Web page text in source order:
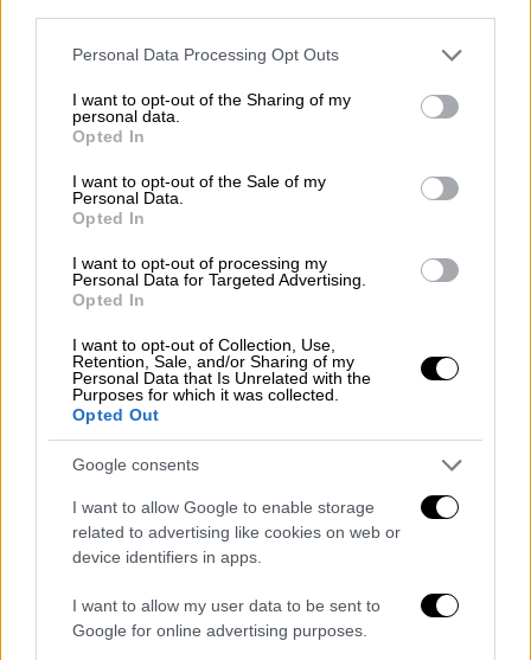
Please note that this website/app uses one or more Google
not limited to your visit or usage behaviour. You may click to
grant or deny consent to Google and its third-party tags to
use your data for below specified purposes in below Google
consent section.
Personal Data Processing Opt Outs
I want to opt-out of the Sharing of my
personal data.
Opted In
I want to opt-out of the Sale of my
Personal Data.
Opted In
I want to opt-out of processing my
Personal Data for Targeted Advertising.
Opted In
I want to opt-out of Collection, Use,
Retention, Sale, and/or Sharing of my
Personal Data that Is Unrelated with the
Purposes for which it was collected.
Opted Out
Google consents
I want to allow Google to enable storage
related to advertising like cookies on web or
device identifiers in apps.
I want to allow my user data to be sent to
Google for online advertising purposes.
Αθλητισμός|17.10.2025 22:29
Euroleague: Τρομερός Παναθηναϊκός με
ασύλληπτο Οσμάν πέρασε νικηφόρα απ'
την έδρα της Εφές!
Ο Παναθηναϊκός επικράτησε 95-81 της Εφές